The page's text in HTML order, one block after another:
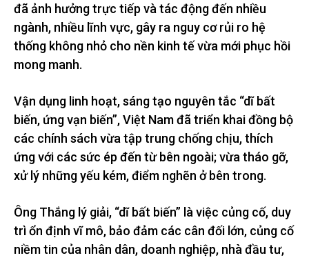
đã ảnh hưởng trực tiếp và tác động đến nhiều
ngành, nhiều lĩnh vực, gây ra nguy cơ rủi ro hệ
thống không nhỏ cho nền kinh tế vừa mới phục hồi
mong manh.
Vận dụng linh hoạt, sáng tạo nguyên tắc “dĩ bất
biến, ứng vạn biến”, Việt Nam đã triển khai đồng bộ
các chính sách vừa tập trung chống chịu, thích
ứng với các sức ép đến từ bên ngoài; vừa tháo gỡ,
xử lý những yếu kém, điểm nghẽn ở bên trong.
Ông Thắng lý giải, “dĩ bất biến” là việc củng cố, duy
trì ổn định vĩ mô, bảo đảm các cân đối lớn, củng cố
niềm tin của nhân dân, doanh nghiệp, nhà đầu tư,